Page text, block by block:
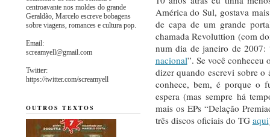
América do Sul, gostava
de capa de um grande
chamada Revoluttion (com
num dia de janeiro de 2007:
nacional”. Se você conheceu
dizer quando escrevi sobre
conhece, bem, é porque o
espera (mas sempre há
mais os EPs “Delação
três discos oficiais do TG aqui
centroavante nos moldes do grande
Geraldão, Marcelo escreve bobagens
sobre viagens, romances e cultura pop.
Email:
screamyell@gmail.com
Twitter:
https://twitter.com/screamyell
OUTROS TEXTOS